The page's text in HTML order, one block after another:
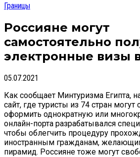
Границы
Россияне могут
самостоятельно
электронные визы
05.07.2021
Как сообщает Минтуризма Египта,
сайт, где туристы из 74 стран могут
оформить однократную или
онлайн-порта разрабатывался
чтобы облегчить процедуру
иностранным гражданам,
пирамид. Россияне тоже могут